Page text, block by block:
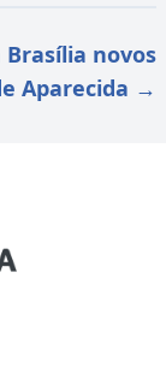
novos
Aparecida →